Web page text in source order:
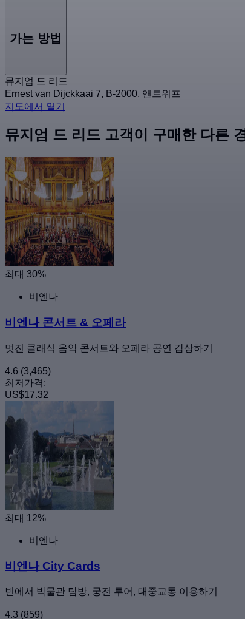
가는 방법
뮤지엄 드 리드
Ernest van Dijckkaai 7, B-2000, 앤트워프
지도에서 열기
뮤지엄 드 리드 고객이 구매한 다른
최대 30%
비엔나
비엔나 콘서트 & 오페라
멋진 클래식 음악 콘서트와 오페라 공연 감상하기
4.6 (3,465)
최저가격:
US$17.32
최대 12%
비엔나
비엔나 City Cards
빈에서 박물관 탐방, 궁전 투어, 대중교통 이용하기
4.3 (859)